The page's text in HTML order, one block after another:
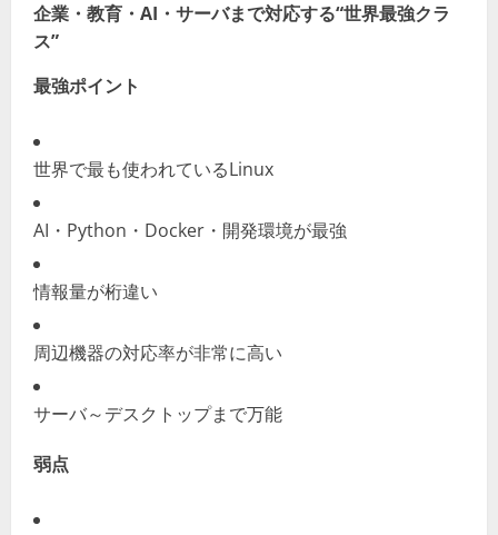
企業・教育・AI・サーバまで対応する“世界最強クラ
ス”
最強ポイント
世界で最も使われているLinux
AI・Python・Docker・開発環境が最強
情報量が桁違い
周辺機器の対応率が非常に高い
サーバ～デスクトップまで万能
弱点